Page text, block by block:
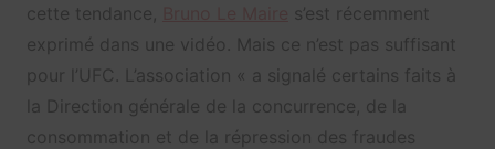
cette tendance,
s’est récemment
exprimé dans une vidéo. Mais ce n’est pas suffisant
pour l’UFC. L’association « a signalé certains faits à
la Direction générale de la concurrence, de la
consommation et de la répression des fraudes